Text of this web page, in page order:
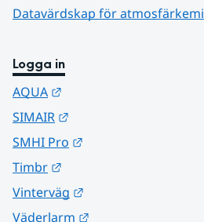
Datavärdskap för atmosfärkemi
Logga in
AQUA
SIMAIR
SMHI Pro
Timbr
Vinterväg
Väderlarm